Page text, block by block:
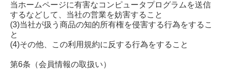
当ホームページに有害なコンピュータプログラムを送信
するなどして、当社の営業を妨害すること
(3)当社が扱う商品の知的所有権を侵害する行為をするこ
と
(4)その他、この利用規約に反する行為をすること
第6条（会員情報の取扱い）